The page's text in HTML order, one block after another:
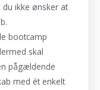
ikke ønsker at
bootcamp
skal
pågældende
med ét enkelt